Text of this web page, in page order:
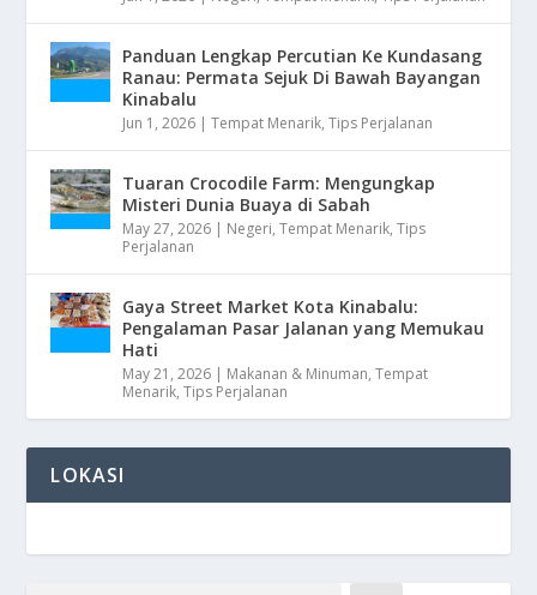
Panduan Lengkap Percutian Ke Kundasang
Ranau: Permata Sejuk Di Bawah Bayangan
Kinabalu
Jun 1, 2026 |Tempat Menarik,Tips Perjalanan
Tuaran Crocodile Farm: Mengungkap
Misteri Dunia Buaya di Sabah
May 27, 2026 | Negeri,Tempat Menarik,Tips
Perjalanan
Gaya Street Market Kota Kinabalu:
Pengalaman Pasar Jalanan yang Memukau
Hati
May 21, 2026 | Makanan & Minuman,Tempat
Menarik,Tips Perjalanan
LOKASI